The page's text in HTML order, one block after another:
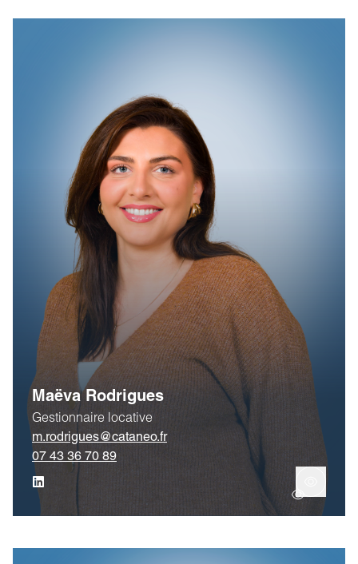
Maëva Rodrigues
Gestionnaire locative
m.rodrigues@cataneo.fr
07 43 36 70 89